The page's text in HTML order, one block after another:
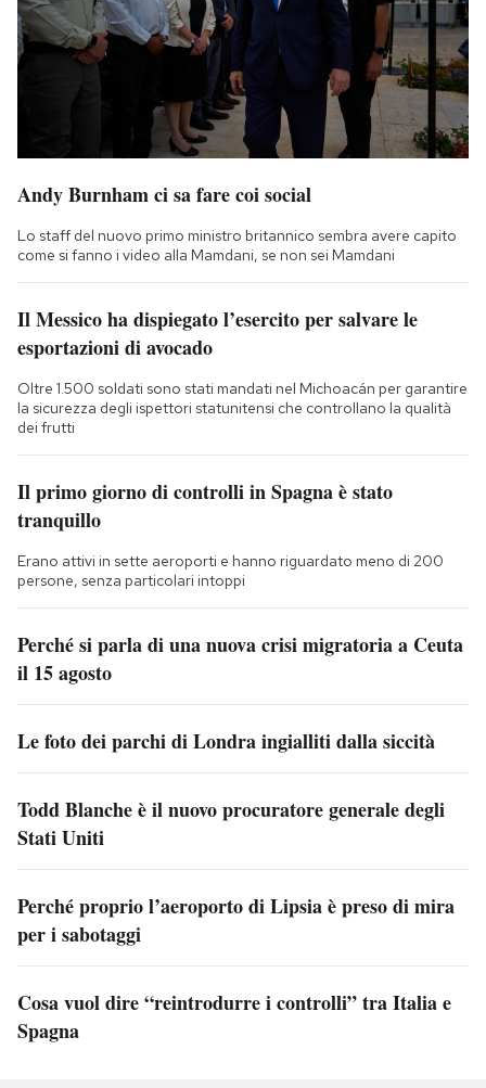
Andy Burnham ci sa fare coi social
Lo staff del nuovo primo ministro britannico sembra avere capito
come si fanno i video alla Mamdani, se non sei Mamdani
Il Messico ha dispiegato l’esercito per salvare le
esportazioni di avocado
Oltre 1.500 soldati sono stati mandati nel Michoacán per garantire
la sicurezza degli ispettori statunitensi che controllano la qualità
dei frutti
Il primo giorno di controlli in Spagna è stato
tranquillo
Erano attivi in sette aeroporti e hanno riguardato meno di 200
persone, senza particolari intoppi
Perché si parla di una nuova crisi migratoria a Ceuta
il 15 agosto
Le foto dei parchi di Londra ingialliti dalla siccità
Todd Blanche è il nuovo procuratore generale degli
Stati Uniti
Perché proprio l’aeroporto di Lipsia è preso di mira
per i sabotaggi
Cosa vuol dire “reintrodurre i controlli” tra Italia e
Spagna